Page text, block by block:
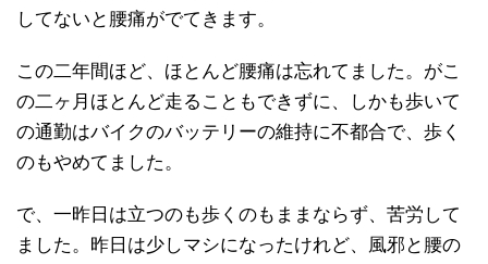
してないと腰痛がでてきます。
この二年間ほど、ほとんど腰痛は忘れてました。がこ
の二ヶ月ほとんど走ることもできずに、しかも歩いて
の通勤はバイクのバッテリーの維持に不都合で、歩く
のもやめてました。
で、一昨日は立つのも歩くのもままならず、苦労して
ました。昨日は少しマシになったけれど、風邪と腰の